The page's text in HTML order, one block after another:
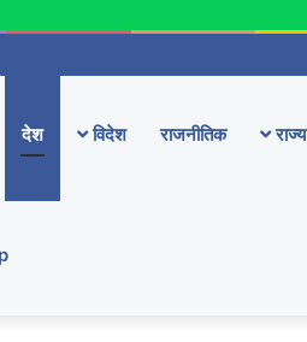
देश विदेश राजनीतिक राज्य